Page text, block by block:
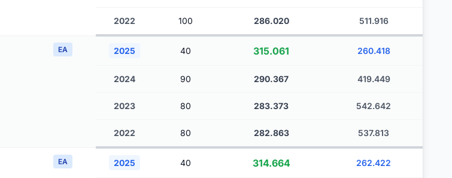
2022 100 286.020 511.916
EA 2025 40 315.061 260.418
2024 90 290.367 419.449
2023 80 283.373 542.642
2022 80 282.863 537.813
EA 2025 40 314.664 262.422